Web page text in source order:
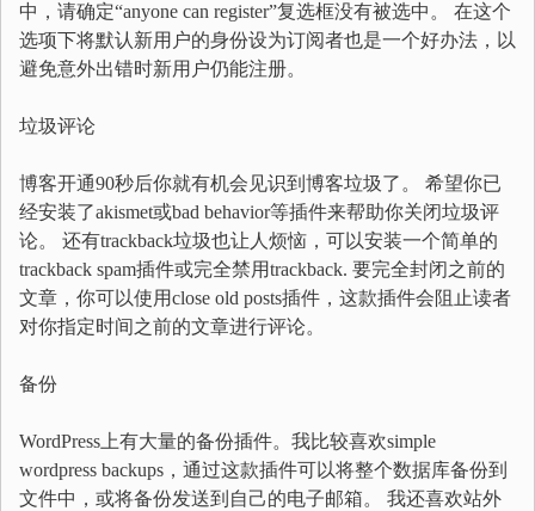
中，请确定“anyone can register”复选框没有被选中。 在这个
选项下将默认新用户的身份设为订阅者也是一个好办法，以
避免意外出错时新用户仍能注册。
垃圾评论
博客开通90秒后你就有机会见识到博客垃圾了。 希望你已
经安装了akismet或bad behavior等插件来帮助你关闭垃圾评
论。 还有trackback垃圾也让人烦恼，可以安装一个简单的
trackback spam插件或完全禁用trackback. 要完全封闭之前的
文章，你可以使用close old posts插件，这款插件会阻止读者
对你指定时间之前的文章进行评论。
备份
WordPress上有大量的备份插件。我比较喜欢simple
wordpress backups，通过这款插件可以将整个数据库备份到
文件中，或将备份发送到自己的电子邮箱。 我还喜欢站外